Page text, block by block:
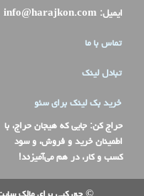
ایمیل: info@harajkon.com
تماس با ما
تبادل لینک
خرید بک لینک برای سئو
حراج کن: جایی که هیجان حراج، با
اطمینان خرید و فروش، و سود
کسب و کار، در هم می‌آمیزند!